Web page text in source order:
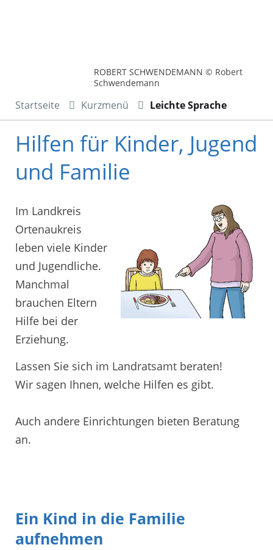
ROBERT SCHWENDEMANN © Robert
Schwendemann
Startseite Kurzmenü Leichte Sprache
Hilfen für Kinder, Jugend
und Familie
Im Landkreis
Ortenaukreis
leben viele Kinder
und Jugendliche.
Manchmal
brauchen Eltern
Hilfe bei der
Erziehung.
Lassen Sie sich im Landratsamt beraten!
Wir sagen Ihnen, welche Hilfen es gibt.
Auch andere Einrichtungen bieten Beratung
an.
Ein Kind in die Familie
aufnehmen